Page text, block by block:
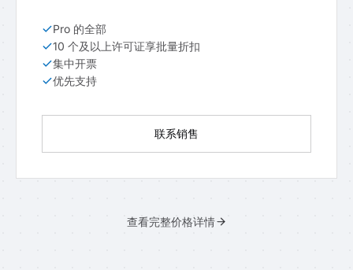
Pro 的全部
10 个及以上许可证享批量折扣
集中开票
优先支持
联系销售
查看完整价格详情